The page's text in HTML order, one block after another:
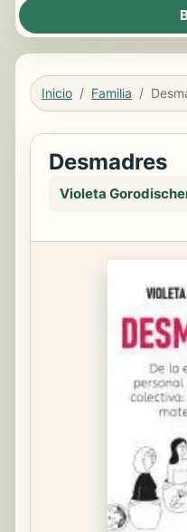
Inicio Familia
Desmadres
Violeta